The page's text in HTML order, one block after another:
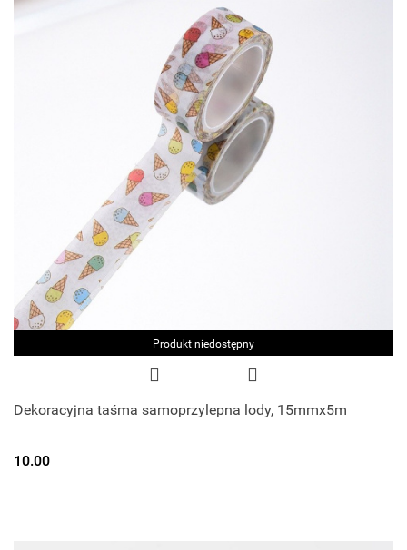
Produkt niedostępny
Dekoracyjna taśma samoprzylepna lody, 15mmx5m
10.00